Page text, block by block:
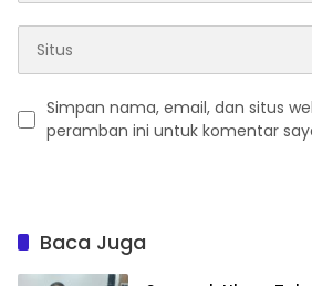
Simpan nama, email, dan situs
peramban ini untuk komentar
Baca Juga